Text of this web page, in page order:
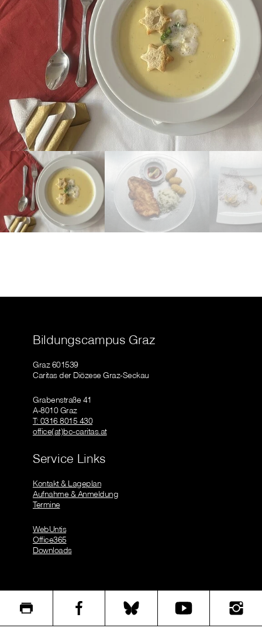
Bildungscampus Graz
Graz 601539
Caritas der Diözese Graz-Seckau
Grabenstraße 41
A-8010 Graz
T: 0316 8015 430
office(at)bc-caritas.at
Service Links
Kontakt & Lageplan
Aufnahme & Anmeldung
Termine
WebUntis
Office365
Downloads